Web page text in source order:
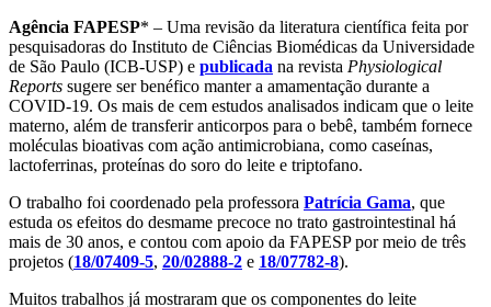
Agência FAPESP* – Uma revisão da literatura científica feita por
pesquisadoras do Instituto de Ciências Biomédicas da Universidade
de São Paulo (ICB-USP) e publicada na revista Physiological
Reports sugere ser benéfico manter a amamentação durante a
COVID-19. Os mais de cem estudos analisados indicam que o leite
materno, além de transferir anticorpos para o bebê, também fornece
moléculas bioativas com ação antimicrobiana, como caseínas,
lactoferrinas, proteínas do soro do leite e triptofano.
O trabalho foi coordenado pela professora Patrícia Gama, que
estuda os efeitos do desmame precoce no trato gastrointestinal há
mais de 30 anos, e contou com apoio da FAPESP por meio de três
projetos (18/07409-5, 20/02888-2 e 18/07782-8).
Muitos trabalhos já mostraram que os componentes do leite